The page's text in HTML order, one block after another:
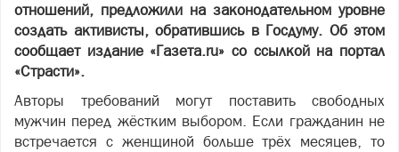
отношений, предложили на законодательном уровне
создать активисты, обратившись в Госдуму. Об этом
сообщает издание «Газета.ru» со ссылкой на портал
«Страсти».
Авторы требований могут поставить свободных
мужчин перед жёстким выбором. Если гражданин не
встречается с женщиной больше трёх месяцев, то